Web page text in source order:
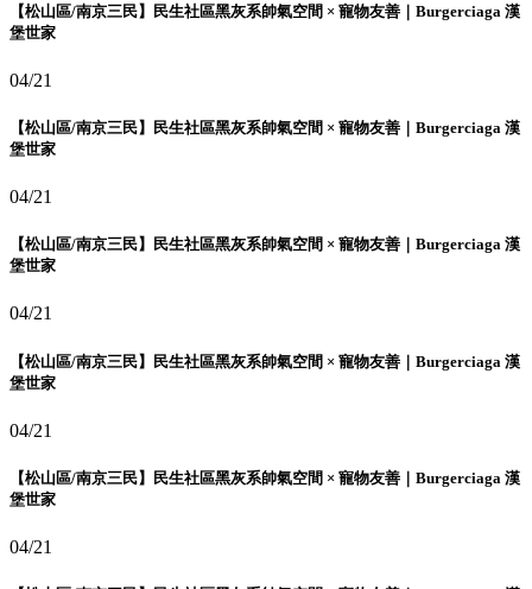
【松山區/南京三民】民生社區黑灰系帥氣空間 × 寵物友善｜Burgerciaga 漢
堡世家
04/21
【松山區/南京三民】民生社區黑灰系帥氣空間 × 寵物友善｜Burgerciaga 漢
堡世家
04/21
【松山區/南京三民】民生社區黑灰系帥氣空間 × 寵物友善｜Burgerciaga 漢
堡世家
04/21
【松山區/南京三民】民生社區黑灰系帥氣空間 × 寵物友善｜Burgerciaga 漢
堡世家
04/21
【松山區/南京三民】民生社區黑灰系帥氣空間 × 寵物友善｜Burgerciaga 漢
堡世家
04/21